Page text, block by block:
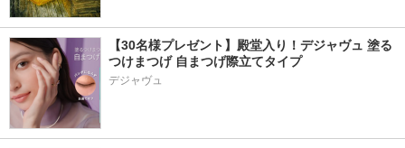
【30名様プレゼント】殿堂入り！デジャヴュ 塗る
つけまつげ 自まつげ際立てタイプ
デジャヴュ